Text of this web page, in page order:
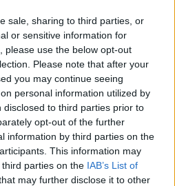
sale, sharing to third parties, or
or sensitive information for
please use the below opt-out
Please note that after your
you may continue seeing
personal information utilized by
to third parties prior to
opt-out of the further
information by third parties on the
This information may
parties on the IAB’s List of
may further disclose it to other
után a pole pozícióból
el a legjobban, ám
hamar áthámozta magát
és Marc Marquez is
így ők diktálták a
szakaszában.